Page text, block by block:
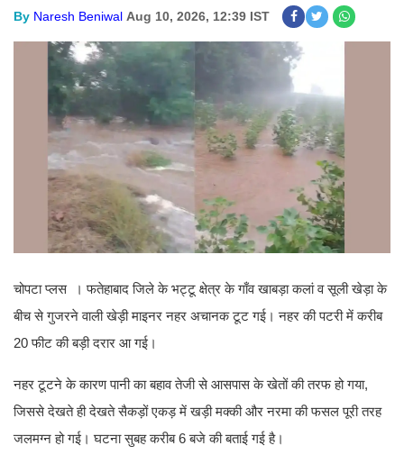
By Naresh Beniwal Aug 10, 2026, 12:39 IST
चोपटा प्लस । फतेहाबाद जिले के भट्टू क्षेत्र के गाँव खाबड़ा कलां व सूली खेड़ा के
बीच से गुजरने वाली खेड़ी माइनर नहर अचानक टूट गई। नहर की पटरी में करीब
20 फीट की बड़ी दरार आ गई।
नहर टूटने के कारण पानी का बहाव तेजी से आसपास के खेतों की तरफ हो गया,
जिससे देखते ही देखते सैकड़ों एकड़ में खड़ी मक्की और नरमा की फसल पूरी तरह
जलमग्न हो गई। घटना सुबह करीब 6 बजे की बताई गई है।